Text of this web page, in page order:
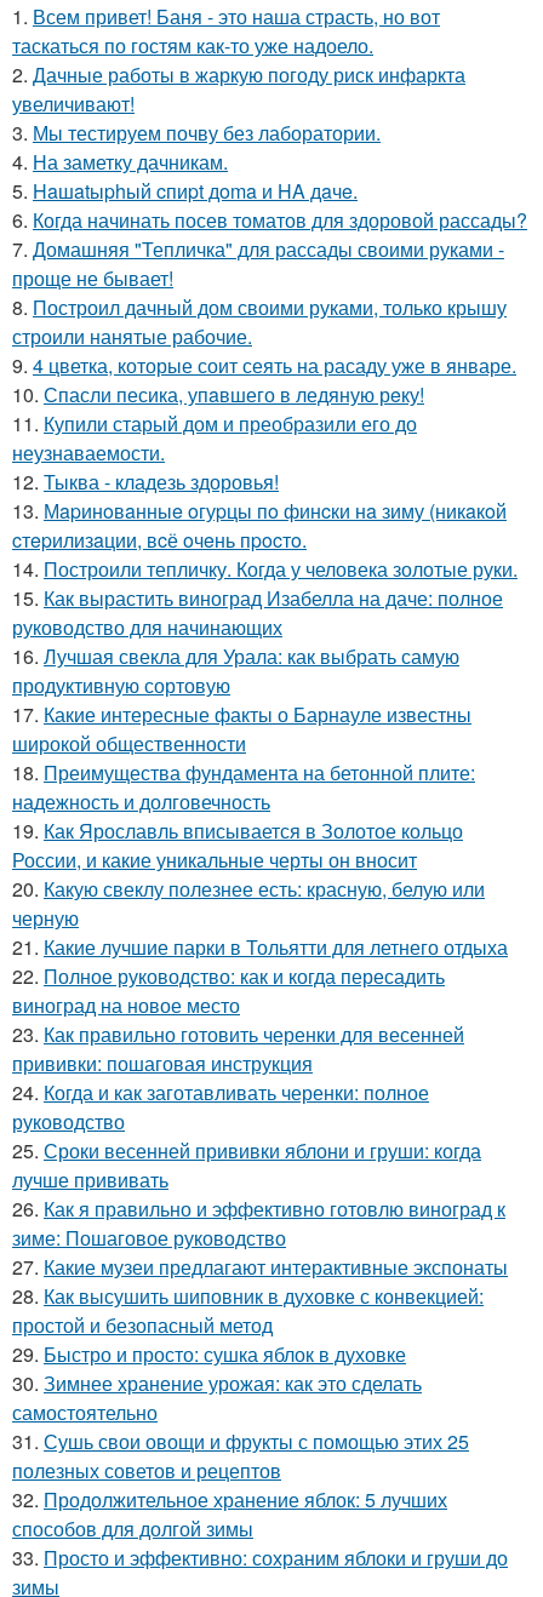
1. Всем привет! Баня - это наша страсть, но вот
таскаться по гостям как-то уже надоело.
2. Дачные работы в жаркую погоду риск инфаркта
увеличивают!
3. Мы тестируем почву без лаборатории.
4. На заметку дачникам.
5. Haшatыphый cпиpt дoma и HA дaчe.
6. Когда начинать посев томатов для здоровой рассады?
7. Домашняя "Тепличка" для рассады своими руками -
проще не бывает!
8. Построил дачный дом своими руками, только крышу
строили нанятые рабочие.
9. 4 цветка, которые соит сеять на расаду уже в январе.
10. Спасли песика, упaвшего в ледяную рeку!
11. Купили старый дом и преобразили его до
неузнаваемости.
12. Тыква - кладезь здоровья!
13. Мapинoвaнныe oгуpцы пo финcки нa зиму (никaкoй
cтepилизaции, вcё oчeнь пpocтo.
14. Построили тепличку. Когда у человека золотые руки.
15. Как вырастить виноград Изабелла на даче: полное
руководство для начинающих
16. Лучшая свекла для Урала: как выбрать самую
продуктивную сортовую
17. Какие интересные факты о Барнауле известны
широкой общественности
18. Преимущества фундамента на бетонной плите:
надежность и долговечность
19. Как Ярославль вписывается в Золотое кольцо
России, и какие уникальные черты он вносит
20. Какую свеклу полезнее есть: красную, белую или
черную
21. Какие лучшие парки в Тольятти для летнего отдыха
22. Полное руководство: как и когда пересадить
виноград на новое место
23. Как правильно готовить черенки для весенней
прививки: пошаговая инструкция
24. Когда и как заготавливать черенки: полное
руководство
25. Сроки весенней прививки яблони и груши: когда
лучше прививать
26. Как я правильно и эффективно готовлю виноград к
зиме: Пошаговое руководство
27. Какие музеи предлагают интерактивные экспонаты
28. Как высушить шиповник в духовке с конвекцией:
простой и безопасный метод
29. Быстро и просто: сушка яблок в духовке
30. Зимнее хранение урожая: как это сделать
самостоятельно
31. Сушь свои овощи и фрукты с помощью этих 25
полезных советов и рецептов
32. Продолжительное хранение яблок: 5 лучших
способов для долгой зимы
33. Просто и эффективно: сохраним яблоки и груши до
зимы